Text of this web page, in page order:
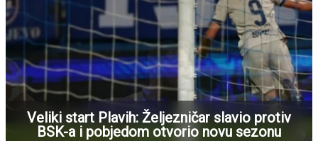
Veliki start Plavih: Željezničar slavio protiv
BSK-a i pobjedom otvorio novu sezonu